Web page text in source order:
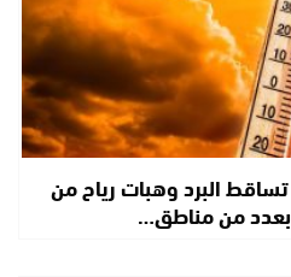
البرد وهبات رياح من
بعدد من مناطق…